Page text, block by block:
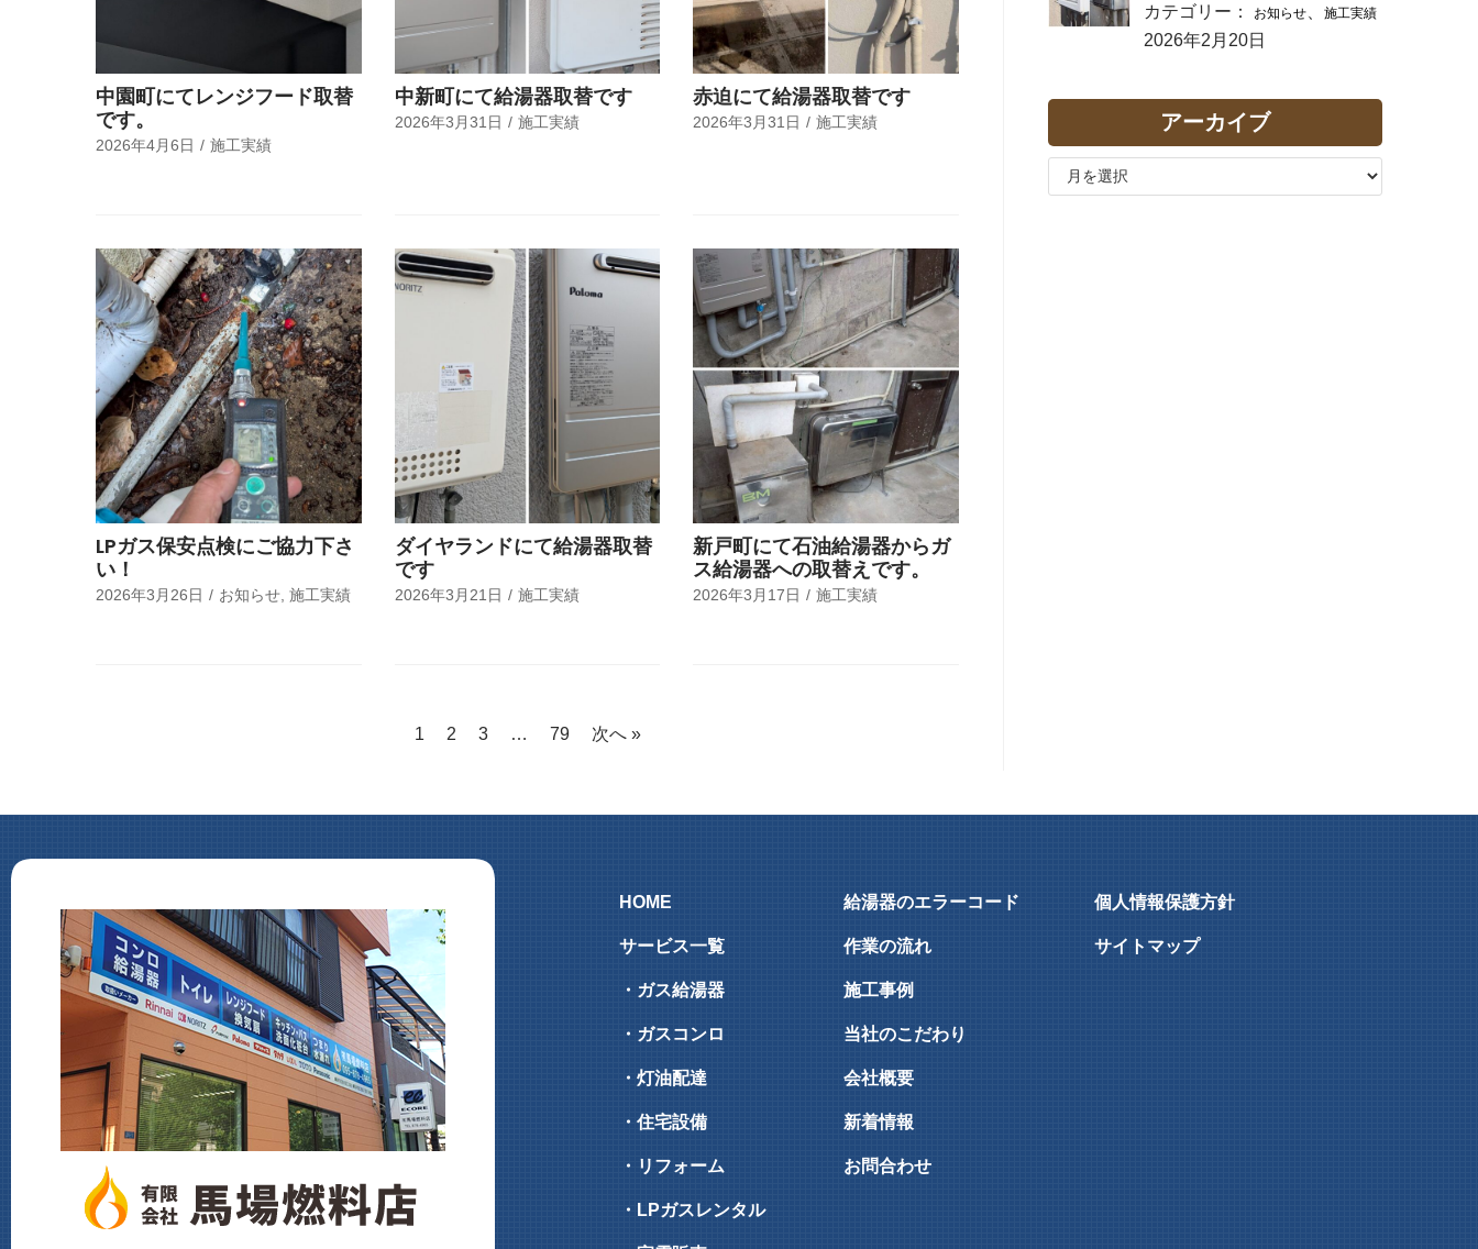
中園町にてレンジフード取替
です。
2026年4月6日 施工実績
中新町にて給湯器取替です
2026年3月31日 施工実績
赤迫にて給湯器取替です
2026年3月31日 施工実績
LPガス保安点検にご協力下さ
い！
2026年3月26日 お知らせ, 施工実績
ダイヤランドにて給湯器取替
です
2026年3月21日 施工実績
新戸町にて石油給湯器からガ
ス給湯器への取替えです。
2026年3月17日 施工実績
1 2 3 … 79 次へ »
カテゴリー：
お知らせ 施工実績
2026年2月20日
アーカイブ
HOME
サービス一覧
・ガス給湯器
・ガスコンロ
・灯油配達
・住宅設備
・リフォーム
・LPガスレンタル
給湯器のエラーコード
作業の流れ
施工事例
当社のこだわり
会社概要
新着情報
お問合わせ
個人情報保護方針
サイトマップ